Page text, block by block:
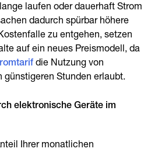
laufen oder dauerhaft Strom
dadurch spürbar höhere
zu entgehen, setzen
auf ein neues Preismodell, da
die Nutzung von
günstigeren Stunden erlaubt.
elektronische Geräte im
Ihrer monatlichen